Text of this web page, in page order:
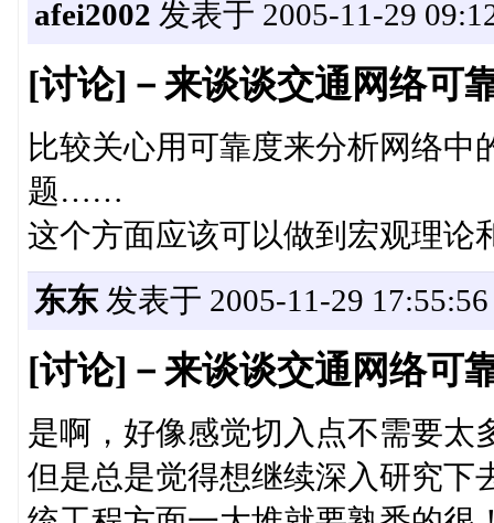
afei2002 发表于 2005-11-29
[讨论]－来谈谈交通网络可
比较关心用可靠度来分析网络
题……
这个方面应该可以做到宏观理
东东发表于 2005-11-29 17:55:56
[讨论]－来谈谈交通网络可
是啊，好像感觉切入点不需要太
但是总是觉得想继续深入研究下